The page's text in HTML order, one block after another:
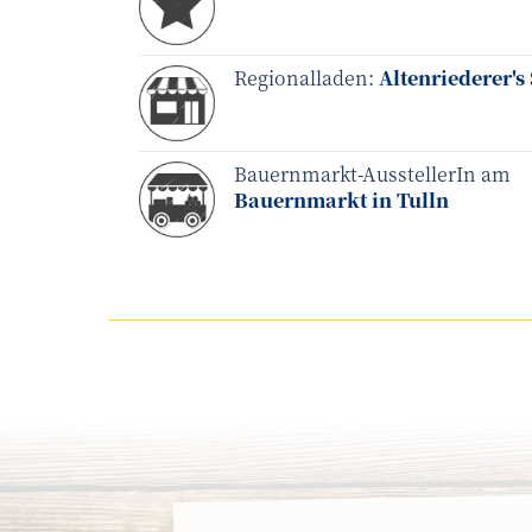
Regionalladen: Altenriederer's
Bauernmarkt-AusstellerIn am
Bauernmarkt in Tulln